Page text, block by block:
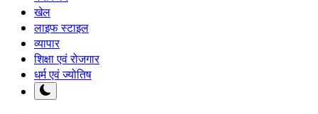
खेल
लाइफ स्टाइल
व्यापार
शिक्षा एवं रोजगार
धर्म एवं ज्योतिष